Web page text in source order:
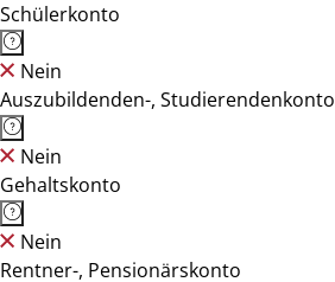
Schülerkonto
Nein
Auszubildenden-, Studierendenkonto
Nein
Gehaltskonto
Nein
Rentner-, Pensionärskonto